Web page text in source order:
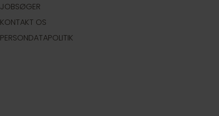
JOBSØGER
KONTAKT OS
PERSONDATAPOLITIK